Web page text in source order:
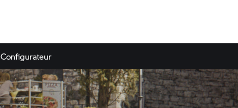
Configurateur